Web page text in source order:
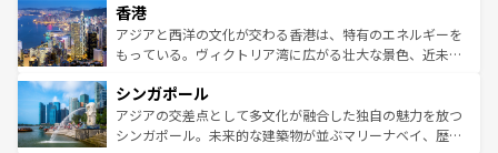
とつ。フォーやバインミー、ベトナムコーヒーなどは、ぜ
ひ現地で味わいたい。どの地域を訪れてもあたたかい人々
が旅行者を迎えてくれるので、きっと忘れられない旅にな
参照してほしい。
の活気が交差している。北部ではチェンマイなどの山岳地
帯で自然と触れ合い、南部ではプーケットやクラビの美し
いビーチでリゾート気分を楽しむことができる。タイ料理
激する。気候は一年中温暖で、どの季節にも異なる楽しみ
が待っている。親しみやすいタイの人々、仏教を中心とし
た文化、そして多様な観光資源が、訪れる旅人を魅了し続
香港
アジアと西洋の文化が交わる香港は、特有のエネルギーを
もっている。ヴィクトリア湾に広がる壮大な景色、近未来
み、どこを訪れても感動するはず。観光スポットが密集し
ており、効率よく見どころを回れるのも魅力。息をのむよ
うな絶景から文化的な体験まで、香港を存分に楽しみ尽く
シンガポール
アジアの交差点として多文化が融合した独自の魅力を放つ
シンガポール。未来的な建築物が並ぶマリーナベイ、歴史